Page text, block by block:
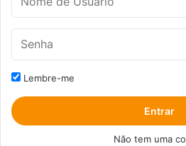
Lembre-me
Entrar
Não tem uma